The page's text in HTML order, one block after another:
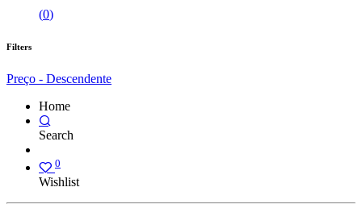
(0)
Filters
Preço - Descendente
Home
Search
0
Wishlist